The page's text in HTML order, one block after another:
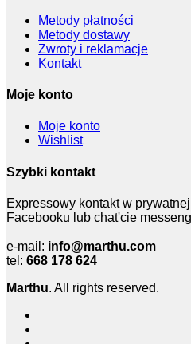
Metody płatności
Metody dostawy
Zwroty i reklamacje
Kontakt
Moje konto
Moje konto
Wishlist
Szybki kontakt
Expressowy kontakt w
Facebooku lub chat'cie
e-mail: info@marthu.com
tel: 668 178 624
Marthu. All rights reserved.